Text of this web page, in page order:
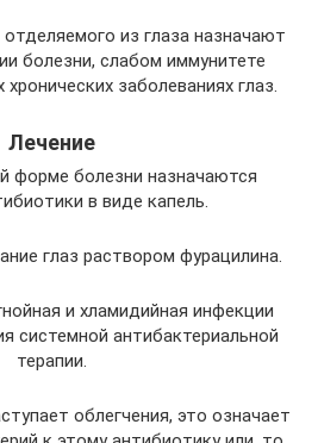
из глаза назначают
болезни, слабом иммунитете
заболеваниях глаз.
Лечение
форме болезни назначаются
в виде капель.
глаз раствором фурацилина.
и хламидийная инфекции
системной антибактериальной
терапии.
облегчения, это означает